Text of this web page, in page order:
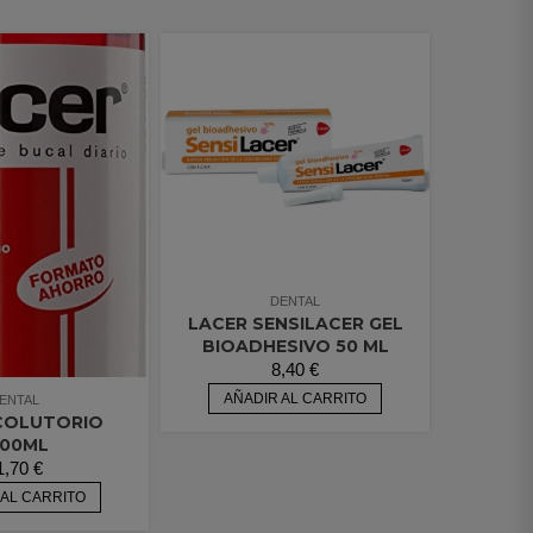
€
CARRITO
DENTAL
LACER SENSILACER GEL
BIOADHESIVO 50 ML
8,40 €
AÑADIR AL CARRITO